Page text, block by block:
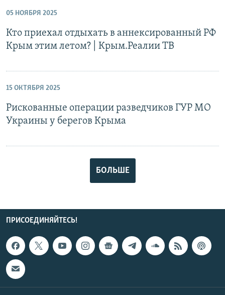
05 НОЯБРЯ 2025
Кто приехал отдыхать в аннексированный РФ
Крым этим летом? | Крым.Реалии ТВ
15 ОКТЯБРЯ 2025
Рискованные операции разведчиков ГУР МО
Украины у берегов Крыма
БОЛЬШЕ
ПРИСОЕДИНЯЙТЕСЬ!